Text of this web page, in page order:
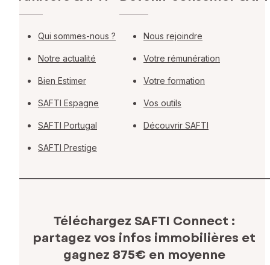
Qui sommes-nous ?
Notre actualité
Bien Estimer
SAFTI Espagne
SAFTI Portugal
SAFTI Prestige
Nous rejoindre
Votre rémunération
Votre formation
Vos outils
Découvrir SAFTI
Téléchargez SAFTI Connect :
partagez vos infos immobilières et
gagnez 875€ en moyenne